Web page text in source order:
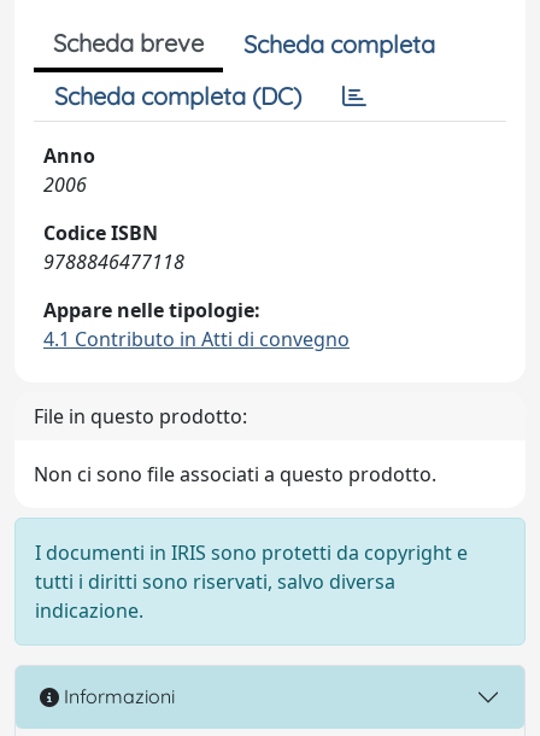
Scheda breve
Scheda completa
Scheda completa (DC)
Anno
2006
Codice ISBN
9788846477118
Appare nelle tipologie:
4.1 Contributo in Atti di convegno
File in questo prodotto:
Non ci sono file associati a questo prodotto.
I documenti in IRIS sono protetti da copyright e
tutti i diritti sono riservati, salvo diversa
indicazione.
Informazioni